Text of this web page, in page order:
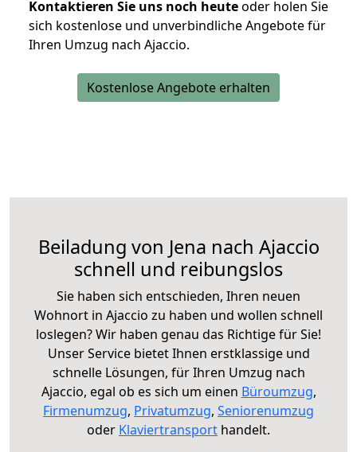
Kontaktieren Sie uns noch heuteoder holen Sie
sich kostenlose und unverbindliche Angebote für
Ihren Umzug nach Ajaccio.
Kostenlose Angebote erhalten
Beiladung von Jena nach Ajaccio
schnell und reibungslos
Sie haben sich entschieden, Ihren neuen
Wohnort in Ajaccio zu haben und wollen schnell
loslegen? Wir haben genau das Richtige für Sie!
Unser Service bietet Ihnen erstklassige und
schnelle Lösungen, für Ihren Umzug nach
Ajaccio, egal ob es sich um einen Büroumzug,
Firmenumzug, Privatumzug, Seniorenumzug
oder Klaviertransport handelt.